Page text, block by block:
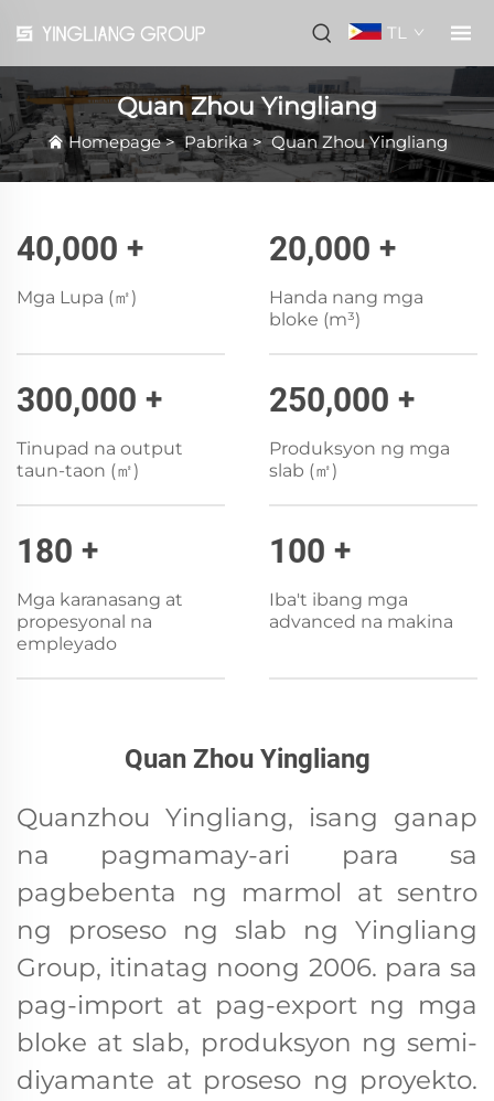
TL
Quan Zhou Yingliang
Homepage>Pabrika>Quan Zhou Yingliang
40,000 +
Mga Lupa (㎡)
20,000 +
Handa nang mga
bloke (m³)
300,000 +
Tinupad na output
taun-taon (㎡)
250,000 +
Produksyon ng mga
slab (㎡)
180 +
Mga karanasang at
propesyonal na
empleyado
100 +
Iba't ibang mga
advanced na makina
Quan Zhou Yingliang
Quanzhou Yingliang, isang ganap
na pagmamay-ari para sa
pagbebenta ng marmol at sentro
ng proseso ng slab ng Yingliang
Group, itinatag noong 2006. para sa
pag-import at pag-export ng mga
bloke at slab, produksyon ng semi-
diyamante at proseso ng proyekto.